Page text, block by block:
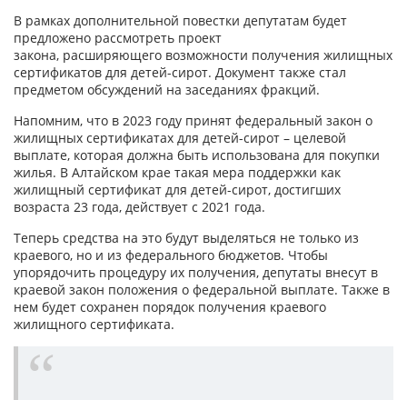
В рамках дополнительной повестки депутатам будет
предложено рассмотреть проект
закона, расширяющего возможности получения жилищных
сертификатов для детей-сирот. Документ также стал
предметом обсуждений на заседаниях фракций.
Напомним, что в 2023 году принят федеральный закон о
жилищных сертификатах для детей-сирот – целевой
выплате, которая должна быть использована для покупки
жилья. В Алтайском крае такая мера поддержки как
жилищный сертификат для детей-сирот, достигших
возраста 23 года, действует с 2021 года.
Теперь средства на это будут выделяться не только из
краевого, но и из федерального бюджетов. Чтобы
упорядочить процедуру их получения, депутаты внесут в
краевой закон положения о федеральной выплате. Также в
нем будет сохранен порядок получения краевого
жилищного сертификата.